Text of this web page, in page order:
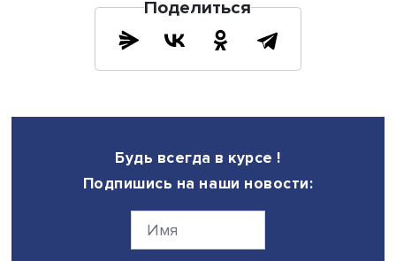
рекламу в Латинской Америке составляет лишь 30%.
отдаленные районы Перу, Колумбии имеют доступ
люди в целом с недоверием относятся к рекламной
продукции. И они правы: правовое регулирование
отмеченные наградами, содержали ложную
прямо копировали другие.